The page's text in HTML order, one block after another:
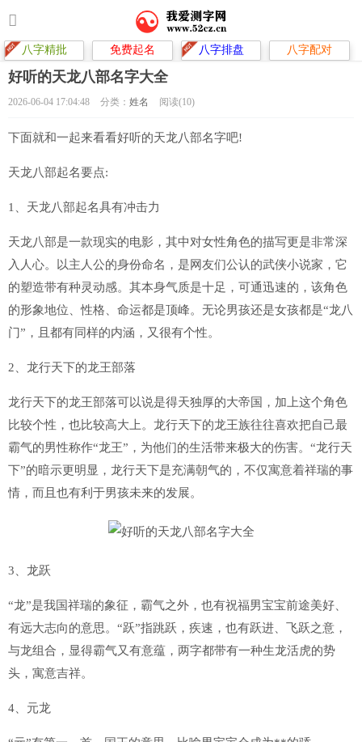
八字精批 免费起名 八字排盘 八字配对
好听的天龙八部名字大全
2026-06-04 17:04:48 分类： 姓名 阅读(10)
下面就和一起来看看好听的天龙八部名字吧!
天龙八部起名要点:
1、天龙八部起名具有冲击力
天龙八部是一款现实的电影，其中对女性角色的描写更是非常深
入人心。以主人公的身份命名，是网友们公认的武侠小说家，它
的塑造带有种灵动感。其本身气质是十足，可通迅速的，该角色
的形象地位、性格、命运都是顶峰。无论男孩还是女孩都是“龙八
门”，且都有同样的内涵，又很有个性。
2、龙行天下的龙王部落
龙行天下的龙王部落可以说是得天独厚的大帝国，加上这个角色
比较个性，也比较高大上。龙行天下的龙王族往往喜欢把自己最
霸气的男性称作“龙王”，为他们的生活带来极大的伤害。“龙行天
下”的暗示更明显，龙行天下是充满朝气的，不仅寓意着祥瑞的事
情，而且也有利于男孩未来的发展。
3、龙跃
“龙”是我国祥瑞的象征，霸气之外，也有祝福男宝宝前途美好、
有远大志向的意思。“跃”指跳跃，疾速，也有跃进、飞跃之意，
与龙组合，显得霸气又有意蕴，两字都带有一种生龙活虎的势
头，寓意吉祥。
4、元龙